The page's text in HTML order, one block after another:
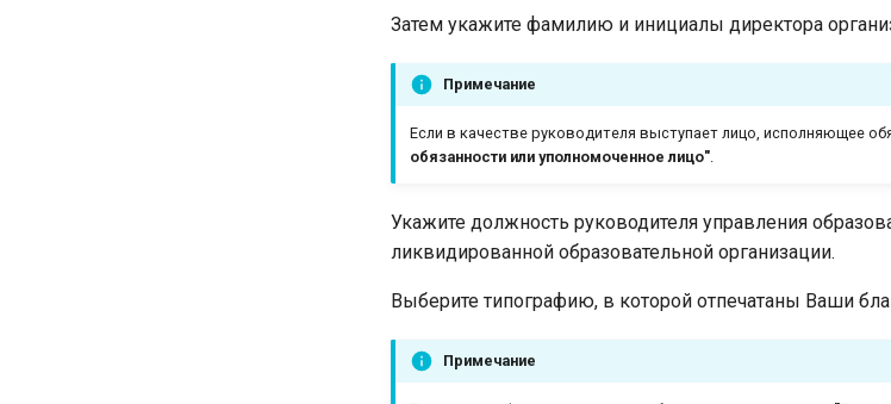
Затем укажите фамилию и инициалы директора
Примечание
Если в качестве руководителя выступает лицо, исполняющее
обязанности или уполномоченное лицо".
Укажите должность руководителя управления
ликвидированной образовательной организации.
Выберите типографию, в которой отпечатаны Ваши
Примечание